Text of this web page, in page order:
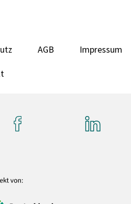
AGB Impressum